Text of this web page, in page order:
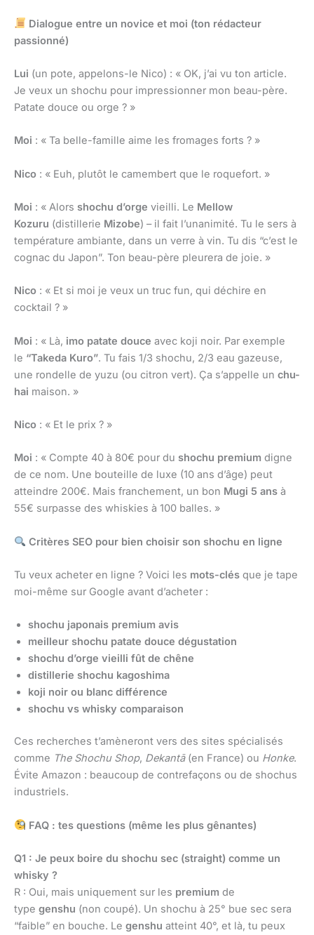
Dialogue entre un novice et moi (ton rédacteur
passionné)
Lui (un pote, appelons-le Nico) : « OK, j’ai vu ton article.
Je veux un shochu pour impressionner mon beau-père.
Patate douce ou orge ? »
Moi : « Ta belle-famille aime les fromages forts ? »
Nico : « Euh, plutôt le camembert que le roquefort. »
Moi : « Alors shochu d’orge vieilli. Le Mellow
Kozuru (distillerie Mizobe) – il fait l’unanimité. Tu le sers à
température ambiante, dans un verre à vin. Tu dis “c’est le
cognac du Japon”. Ton beau-père pleurera de joie. »
Nico : « Et si moi je veux un truc fun, qui déchire en
cocktail ? »
Moi : « Là, imo patate douce avec koji noir. Par exemple
le “Takeda Kuro”. Tu fais 1/3 shochu, 2/3 eau gazeuse,
une rondelle de yuzu (ou citron vert). Ça s’appelle un chu-
hai maison. »
Nico : « Et le prix ? »
Moi : « Compte 40 à 80€ pour du shochu premium digne
de ce nom. Une bouteille de luxe (10 ans d’âge) peut
atteindre 200€. Mais franchement, un bon Mugi 5 ans à
55€ surpasse des whiskies à 100 balles. »
Critères SEO pour bien choisir son shochu en ligne
Tu veux acheter en ligne ? Voici les mots-clés que je tape
moi-même sur Google avant d’acheter :
shochu japonais premium avis
meilleur shochu patate douce dégustation
shochu d’orge vieilli fût de chêne
distillerie shochu kagoshima
koji noir ou blanc différence
shochu vs whisky comparaison
Ces recherches t’amèneront vers des sites spécialisés
comme The Shochu Shop, Dekantā(en France) ou Honke.
Évite Amazon : beaucoup de contrefaçons ou de shochus
industriels.
FAQ : tes questions (même les plus gênantes)
Q1 : Je peux boire du shochu sec (straight) comme un
whisky ?
R : Oui, mais uniquement sur les premium de
type genshu (non coupé). Un shochu à 25° bue sec sera
“faible” en bouche. Le genshu atteint 40°, et là, tu peux